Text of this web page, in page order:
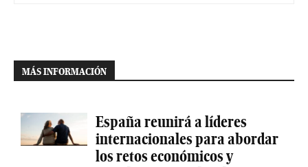
MÁS INFORMACIÓN
España reunirá a líderes
internacionales para abordar
los retos económicos y